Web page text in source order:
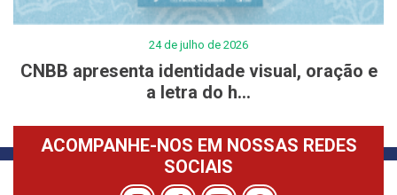
24 de julho de 2026
CNBB apresenta identidade visual, oração e
a letra do h...
ACOMPANHE-NOS EM NOSSAS REDES
SOCIAIS